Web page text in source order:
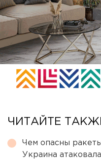
ЧИТАЙТЕ
Чем опасны
Украина